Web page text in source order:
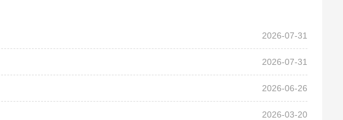
2026-07-31
2026-07-31
2026-06-26
2026-03-20